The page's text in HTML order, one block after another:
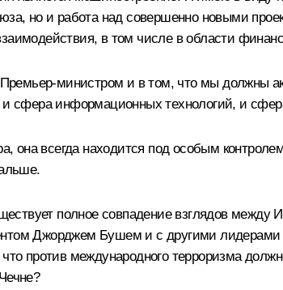
но и работа над совершенно новыми
в том числе в области
министром и в том, что мы должны
сфера информационных технологий, и
она всегда находится под особым
полное совпадение взглядов
Джорджем Бушем и с другими
против международного терроризма